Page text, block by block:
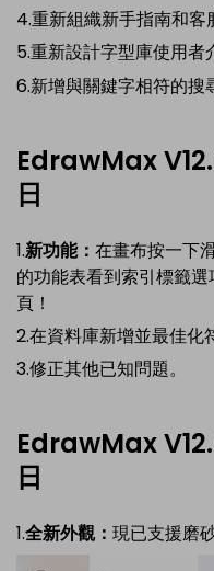
4.重新組織新手指南和客
5.重新設計字型庫使用者
6.新增與關鍵字相符的搜
EdrawMax
日
1.新功能： 在畫布按一下
的功能表看到索引標籤
頁！
2.在資料庫新增並最佳化
3.修正其他已知問題。
EdrawMax
日
1.全新外觀： 現已支援磨